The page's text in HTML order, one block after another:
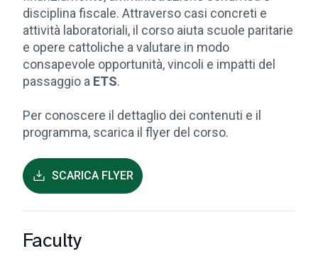
disciplina fiscale. Attraverso casi concreti e
attività laboratoriali, il corso aiuta scuole paritarie
e opere cattoliche a valutare in modo
consapevole opportunità, vincoli e impatti del
passaggio a ETS.
Per conoscere il dettaglio dei contenuti e il
programma, scarica il flyer del corso.
SCARICA FLYER
Faculty